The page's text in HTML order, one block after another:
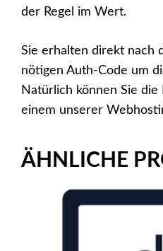
der Regel im Wert.
Sie erhalten direkt nach
nötigen Auth-Code um
Natürlich können Sie
einem unserer
ÄHNLICHE